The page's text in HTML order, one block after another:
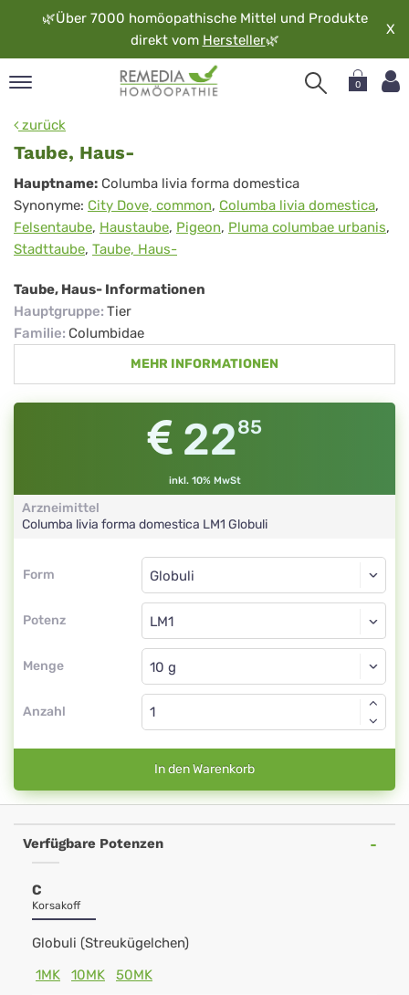
🌿Über 7000 homöopathische Mittel und Produkte
direkt vom Hersteller🌿
X
0
zurück
Taube, Haus-
Taube,
Haus-
Hauptname: Columba livia forma domestica
Synonyme: City Dove, common, Columba livia domestica,
Felsentaube, Haustaube, Pigeon, Pluma columbae urbanis,
Stadttaube, Taube, Haus-
Taube, Haus- Informationen
Hauptgruppe: Tier
Familie: Columbidae
MEHR INFORMATIONEN
2285
inkl. 10% MwSt
Arzneimittel
Columba livia forma domestica LM1 Globuli
Form
Form
Potenz
Globuli
LM1
Menge
Globuli
Anzahl
In den Warenkorb
Verfügbare Potenzen
C
Korsakoff
Globuli (Streukügelchen)
1MK
10MK 50MK